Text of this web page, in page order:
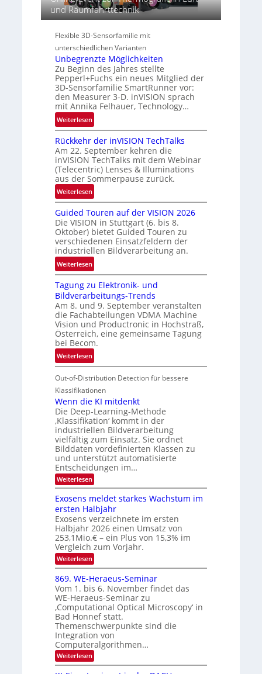
s
S
r
i
e
s
-
B
-
R
u
d
e
A
-
e
g
i
o
n
s
p
t
r
a
l
N
e
w
s
‘
und Raumfahrttechnik
Flexible 3D-Sensorfamilie mit
unterschiedlichen Varianten
Unbegrenzte Möglichkeiten
Zu Beginn des Jahres stellte
Pepperl+Fuchs ein neues Mitglied der
3D-Sensorfamilie SmartRunner vor:
den Measurer 3-D. inVISION sprach
mit Annika Felhauer, Technology…
Weiterlesen:
U
n
b
e
g
r
e
z
t
e
M
ö
g
l
i
c
h
k
e
i
t
e
Rückkehr der inVISION TechTalks
Am 22. September kehren die
inVISION TechTalks mit dem Webinar
(Telecentric) Lenses & Illuminations
aus der Sommerpause zurück.
Weiterlesen:
R
ü
c
k
k
e
h
d
e
r
i
n
V
I
S
I
O
N
T
e
c
h
T
a
l
k
s
Guided Touren auf der VISION 2026
Die VISION in Stuttgart (6. bis 8.
Oktober) bietet Guided Touren zu
verschiedenen Einsatzfeldern der
industriellen Bildverarbeitung an.
Weiterlesen:
G
u
i
d
e
d
T
o
u
r
a
u
d
e
r
V
I
S
I
O
N
2
0
2
6
Tagung zu Elektronik- und
Bildverarbeitungs-Trends
Am 8. und 9. September veranstalten
die Fachabteilungen VDMA Machine
Vision und Productronic in Hochstraß,
Österreich, eine gemeinsame Tagung
bei Becom.
Weiterlesen:
T
a
g
u
n
g
z
u
E
l
e
k
t
r
o
n
i
k
-
u
n
d
B
i
l
d
v
e
Out-of-Distribution Detection für bessere
Klassifikationen
Wenn die KI mitdenkt
Die Deep-Learning-Methode
‚Klassifikation‘ kommt in der
industriellen Bildverarbeitung
vielfältig zum Einsatz. Sie ordnet
Bilddaten vordefinierten Klassen zu
und unterstützt automatisierte
Entscheidungen im…
Weiterlesen:
W
n
n
d
i
e
K
I
m
i
t
d
e
n
k
t
Exosens meldet starkes Wachstum im
ersten Halbjahr
Exosens verzeichnete im ersten
Halbjahr 2026 einen Umsatz von
253,1Mio.€ – ein Plus von 15,3% im
Vergleich zum Vorjahr.
Weiterlesen:
E
x
o
s
e
n
s
m
e
l
d
e
t
869. WE-Heraeus-Seminar
Vom 1. bis 6. November findet das
WE-Heraeus-Seminar zu
‚Computational Optical Microscopy‘ in
Bad Honnef statt.
Themenschwerpunkte sind die
Integration von
Computeralgorithmen…
Weiterlesen:
8